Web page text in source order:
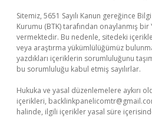
Sitemiz, 5651 Sayılı Kanun gereğince
Kurumu (BTK) tarafından onaylanmış bir
vermektedir. Bu nedenle, sitedeki
veya araştırma yükümlülüğümüz
yazdıkları içeriklerin sorumluluğunu
bu sorumluluğu kabul etmiş sayılırlar.
Hukuka ve yasal düzenlemelere aykırı
içerikleri,
halinde, ilgili içerikler yasal süre